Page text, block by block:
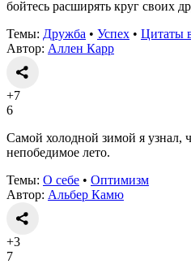
бойтесь расширять круг своих
Темы: Дружба • Успех • Цитаты
Автор: Аллен Карр
+7
6
Самой холодной зимой я узнал,
непобедимое лето.
Темы: О себе • Оптимизм
Автор: Альбер Камю
+3
7